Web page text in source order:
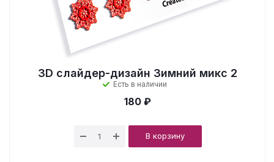
3D слайдер-дизайн Зимний микс 2
Есть в наличии
180 ₽
В корзину